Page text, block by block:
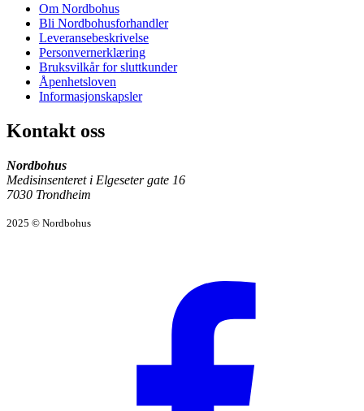
Om Nordbohus
Bli Nordbohusforhandler
Leveransebeskrivelse
Personvernerklæring
Bruksvilkår for sluttkunder
Åpenhetsloven
Informasjonskapsler
Kontakt oss
Nordbohus
Medisinsenteret i Elgeseter gate 16
7030 Trondheim
2025 © Nordbohus